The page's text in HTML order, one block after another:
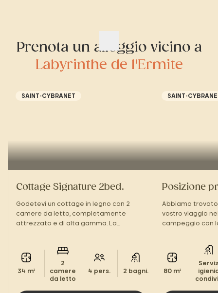
Prenota un alloggio vicino a
Labyrinthe de l'Ermite
SAINT-CYBRANET
Cottage Signature 2bed.
Godetevi un cottage in legno con 2
camere da letto, completamente
attrezzato e di alta gamma. La
verde!
34 m²
2
camere
da letto
4 pers. 2 bagni.
SAINT-
Posizione
Abbiamo
vostro viaggio
campeggio con
80 m²